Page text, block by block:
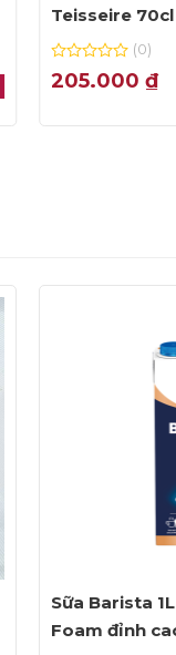
Teisseire 70cl
0
out
5
(0)
205.000₫
Sữa Barista
Foam đỉnh